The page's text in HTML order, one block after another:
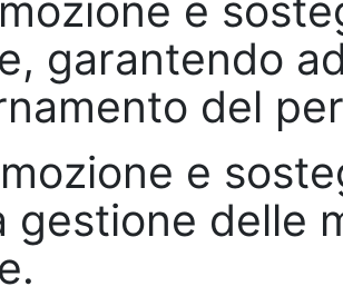
e
garantendo
del
e
gestione delle